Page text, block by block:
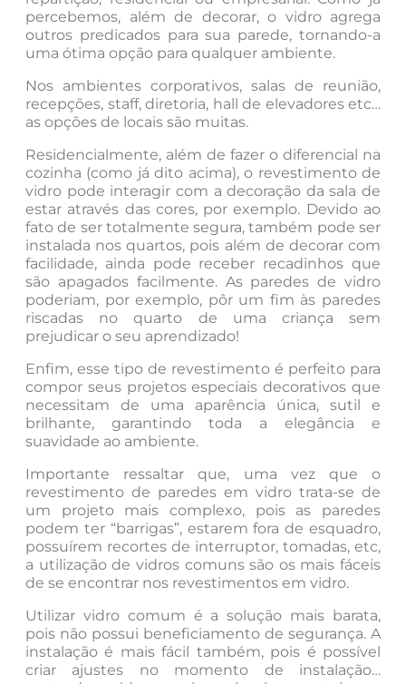
percebemos, além de decorar, o vidro agrega
outros predicados para sua parede, tornando-a
uma ótima opção para qualquer ambiente.
Nos ambientes corporativos, salas de reunião,
recepções, staff, diretoria, hall de elevadores etc…
as opções de locais são muitas.
Residencialmente, além de fazer o diferencial na
cozinha (como já dito acima), o revestimento de
vidro pode interagir com a decoração da sala de
estar através das cores, por exemplo. Devido ao
fato de ser totalmente segura, também pode ser
instalada nos quartos, pois além de decorar com
facilidade, ainda pode receber recadinhos que
são apagados facilmente. As paredes de vidro
poderiam, por exemplo, pôr um fim às paredes
riscadas no quarto de uma criança sem
prejudicar o seu aprendizado!
Enfim, esse tipo de revestimento é perfeito para
compor seus projetos especiais decorativos que
necessitam de uma aparência única, sutil e
brilhante, garantindo toda a elegância e
suavidade ao ambiente.
Importante ressaltar que, uma vez que o
revestimento de paredes em vidro trata-se de
um projeto mais complexo, pois as paredes
podem ter “barrigas”, estarem fora de esquadro,
possuírem recortes de interruptor, tomadas, etc,
a utilização de vidros comuns são os mais fáceis
de se encontrar nos revestimentos em vidro.
Utilizar vidro comum é a solução mais barata,
pois não possui beneficiamento de segurança. A
instalação é mais fácil também, pois é possível
criar ajustes no momento de instalação…